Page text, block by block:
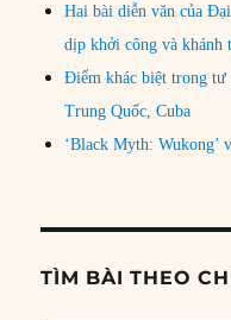
Hai bài diễn văn của
dịp khởi công và khánh
Điểm khác biệt trong tư
Trung Quốc, Cuba
‘Black Myth: Wukong’
TÌM BÀI THEO